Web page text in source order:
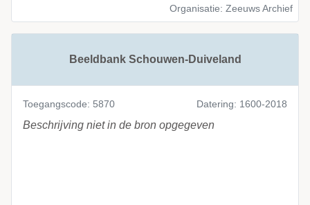
Organisatie: Zeeuws Archief
Beeldbank Schouwen-Duiveland
Toegangscode: 5870 Datering: 1600-2018
Beschrijving niet in de bron opgegeven